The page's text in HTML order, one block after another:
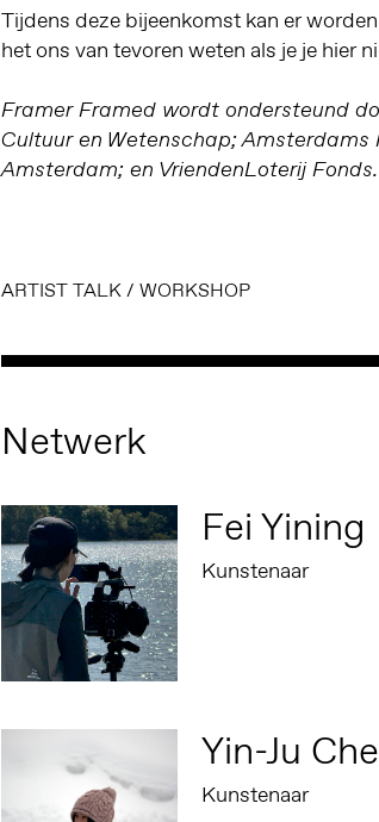
Tijdens deze bijeenkomst kan er
het ons van tevoren weten als je je hier
Framer Framed wordt ondersteund
Cultuur en Wetenschap;
Amsterdam; en VriendenLoterij Fonds.
ARTIST TALK/ WORKSHOP
Netwerk
Fei Yining
Kunstenaar
Yin-Ju
Kunstenaar